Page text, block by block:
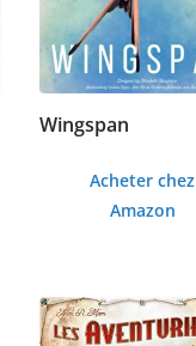
Wingspan
Acheter chez
Amazon